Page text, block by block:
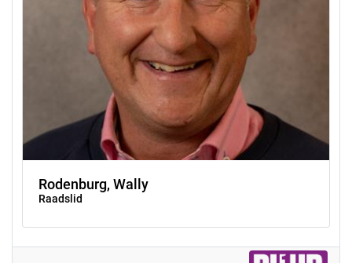
Rodenburg, Wally
Raadslid